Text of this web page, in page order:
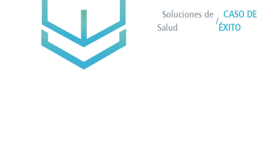
Soluciones de
Salud
/
CASO DE
ÉXITO